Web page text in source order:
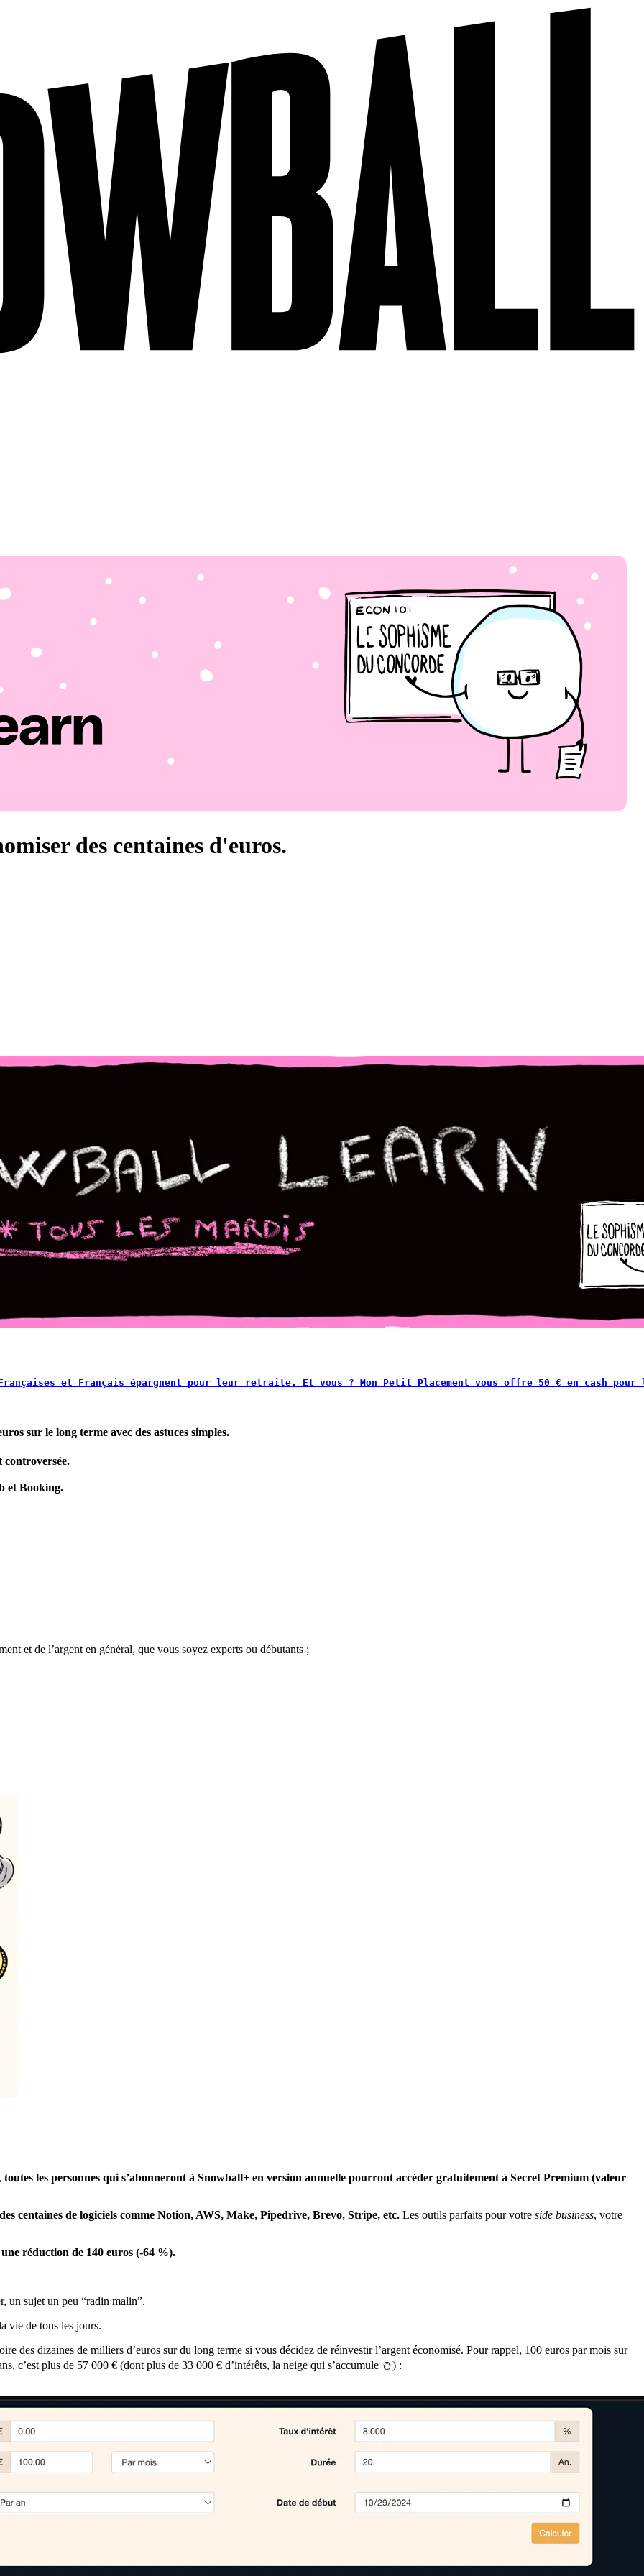
des centaines d'euros.
% des Françaises et Français épargnent pour leur retraite. Et vous ? Mon Petit Placement vous offre 50 € en
sur le long terme avec des astuces simples.
controversée.
et Booking.
et de l’argent en général, que vous soyez experts ou débutants ;
toutes les personnes qui s’abonneront à Snowball+ en version annuelle pourront accéder gratuitement à Secret Premium (valeur
centaines de logiciels comme Notion, AWS, Make, Pipedrive, Brevo, Stripe, etc. Les outils parfaits pour votre side business, votre
réduction de 140 euros (-64 %).
un sujet un peu “radin malin”.
vie de tous les jours.
des dizaines de milliers d’euros sur du long terme si vous décidez de réinvestir l’argent économisé. Pour rappel, 100 euros par mois sur
c’est plus de 57 000 € (dont plus de 33 000 € d’intérêts, la neige qui s’accumule ⛄️) :